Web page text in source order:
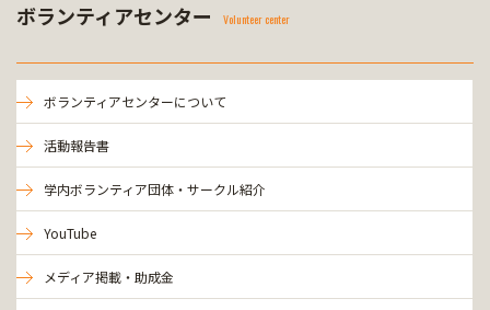
ボランティアセンター Volunteer center
ボランティアセンターについて
活動報告書
学内ボランティア団体・サークル紹介
YouTube
メディア掲載・助成金